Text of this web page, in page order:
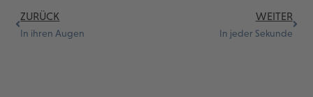
ZURÜCK
In ihren Augen
WEITER
In jeder Sekunde